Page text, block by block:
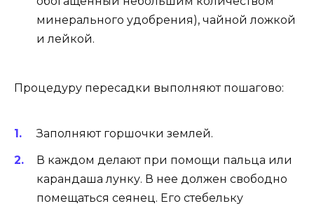
минерального удобрения), чайной ложкой
и лейкой.
Процедуру пересадки выполняют пошагово:
Заполняют горшочки землей.
В каждом делают при помощи пальца или
карандаша лунку. В нее должен свободно
помещаться сеянец. Его стебельку